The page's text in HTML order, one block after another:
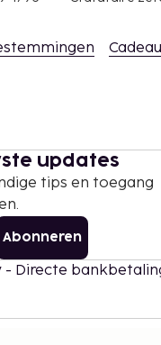
updates
tips en toegang
Abonneren